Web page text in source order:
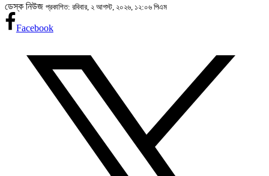
ডেস্ক নিউজ প্রকাশিত: রবিবার, ২ আগস্ট, ২০২৬, ১২:০৬ পিএম
Facebook